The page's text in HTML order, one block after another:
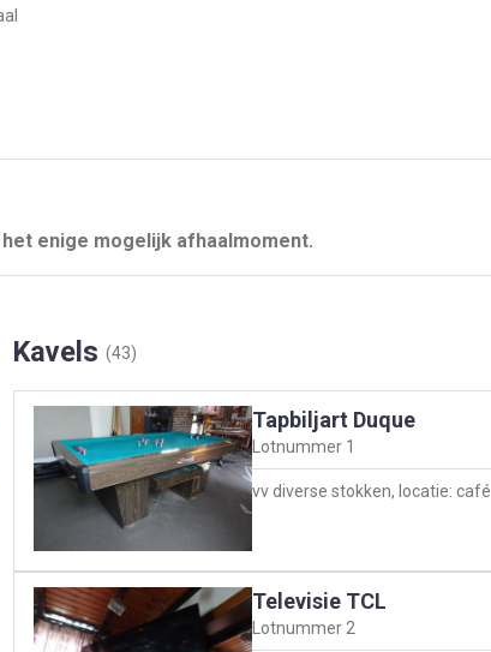
enige mogelijk afhaalmoment.
Kavels(43)
Tapbiljart Duque
Lotnummer 1
vv diverse stokken, locatie: café
Televisie TCL
Lotnummer2